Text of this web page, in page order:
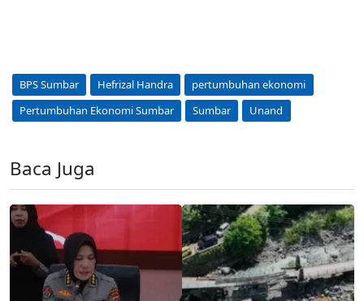
BPS Sumbar Hefrizal Handra
pertumbuhan ekonomi
Pertumbuhan Ekonomi Sumbar
Sumbar Unand
Baca Juga